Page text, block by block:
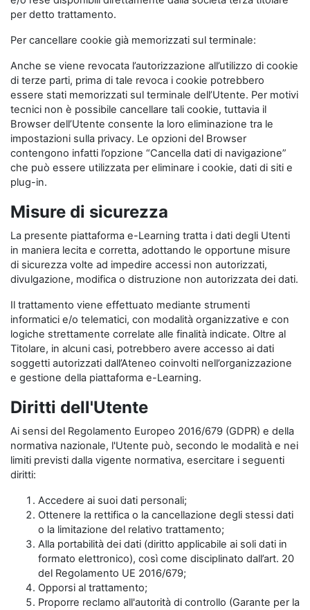
per detto trattamento.
Per cancellare cookie già memorizzati sul terminale:
Anche se viene revocata l’autorizzazione all’utilizzo di cookie
di terze parti, prima di tale revoca i cookie potrebbero
essere stati memorizzati sul terminale dell’Utente. Per motivi
tecnici non è possibile cancellare tali cookie, tuttavia il
Browser dell’Utente consente la loro eliminazione tra le
impostazioni sulla privacy. Le opzioni del Browser
contengono infatti l’opzione “Cancella dati di navigazione”
che può essere utilizzata per eliminare i cookie, dati di siti e
plug-in.
Misure di sicurezza
La presente piattaforma e-Learning tratta i dati degli Utenti
in maniera lecita e corretta, adottando le opportune misure
di sicurezza volte ad impedire accessi non autorizzati,
divulgazione, modifica o distruzione non autorizzata dei dati.
Il trattamento viene effettuato mediante strumenti
informatici e/o telematici, con modalità organizzative e con
logiche strettamente correlate alle finalità indicate. Oltre al
Titolare, in alcuni casi, potrebbero avere accesso ai dati
soggetti autorizzati dall’Ateneo coinvolti nell’organizzazione
e gestione della piattaforma e-Learning.
Diritti dell'Utente
Ai sensi del Regolamento Europeo 2016/679 (GDPR) e della
normativa nazionale, l'Utente può, secondo le modalità e nei
limiti previsti dalla vigente normativa, esercitare i seguenti
diritti:
Accedere ai suoi dati personali;
Ottenere la rettifica o la cancellazione degli stessi dati
o la limitazione del relativo trattamento;
Alla portabilità dei dati (diritto applicabile ai soli dati in
formato elettronico), così come disciplinato dall’art. 20
del Regolamento UE 2016/679;
Opporsi al trattamento;
Proporre reclamo all'autorità di controllo (Garante per la